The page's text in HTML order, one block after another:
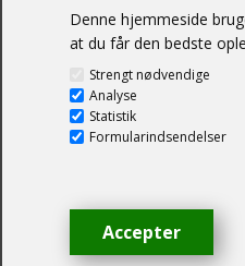
Mytologi / Sagn /
Naturen
Oldtidskundskab
Blåkærvej 25
6052 Viuf
Tlf.:60703190
© BogJensen.dk
Denne hjemmeside
at du får den bedste
Strengt nødvendige
Analyse
Statistik
Formularindsendelser
Accepter